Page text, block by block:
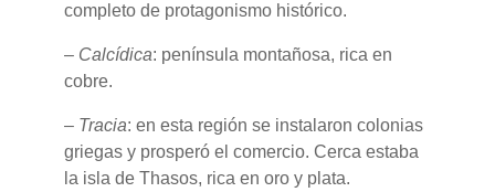
completo de protagonismo histórico.
– Calcídica: península montañosa, rica en
cobre.
– Tracia: en esta región se instalaron colonias
griegas y prosperó el comercio. Cerca estaba
la isla de Thasos, rica en oro y plata.